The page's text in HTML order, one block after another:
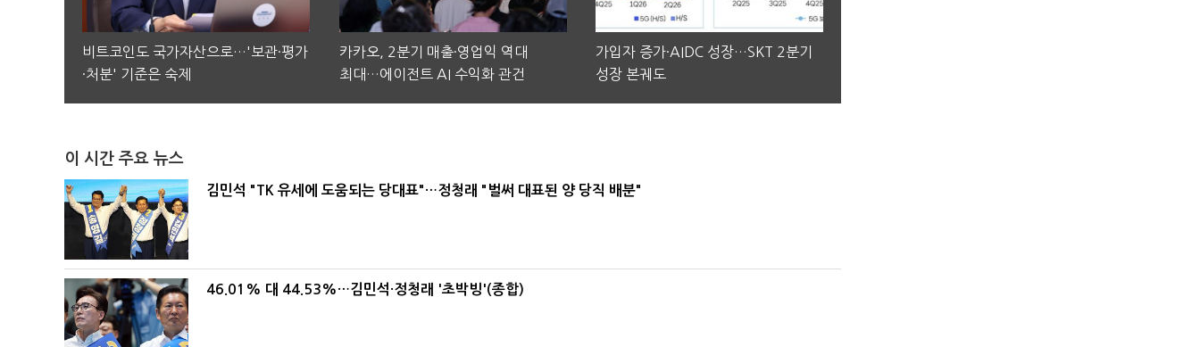
비트코인도 국가자산으로…'보관·평가
·처분' 기준은 숙제
카카오, 2분기 매출·영업익 역대
최대…에이전트 AI 수익화 관건
가입자 증가·AIDC 성장…SKT 2분기
성장 본궤도
이 시간 주요 뉴스
김민석 "TK 유세에 도움되는 당대표"…정청래 "벌써 대표된 양 당직 배분"
46.01% 대 44.53%…김민석·정청래 '초박빙'(종합)